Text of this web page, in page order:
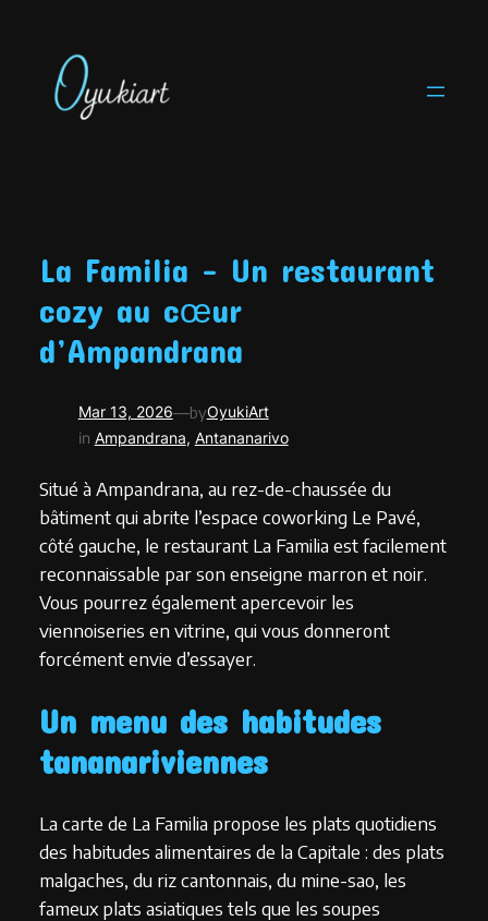
content
La Familia – Un restaurant
cozy au cœur
d’Ampandrana
Mar 13, 2026—byOyukiArt
in Ampandrana, Antananarivo
Situé à Ampandrana, au rez-de-chaussée du
bâtiment qui abrite l’espace coworking Le Pavé,
côté gauche, le restaurant La Familia est facilement
reconnaissable par son enseigne marron et noir.
Vous pourrez également apercevoir les
viennoiseries en vitrine, qui vous donneront
forcément envie d’essayer.
Un menu des habitudes
tananariviennes
La carte de La Familia propose les plats quotidiens
des habitudes alimentaires de la Capitale : des plats
malgaches, du riz cantonnais, du mine-sao, les
fameux plats asiatiques tels que les soupes